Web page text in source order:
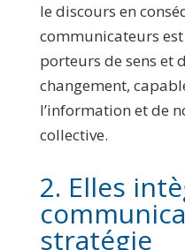
le discours en
communicateurs
porteurs de sens et
changement,
l’information et de
collective.
2. Elles
stratégie